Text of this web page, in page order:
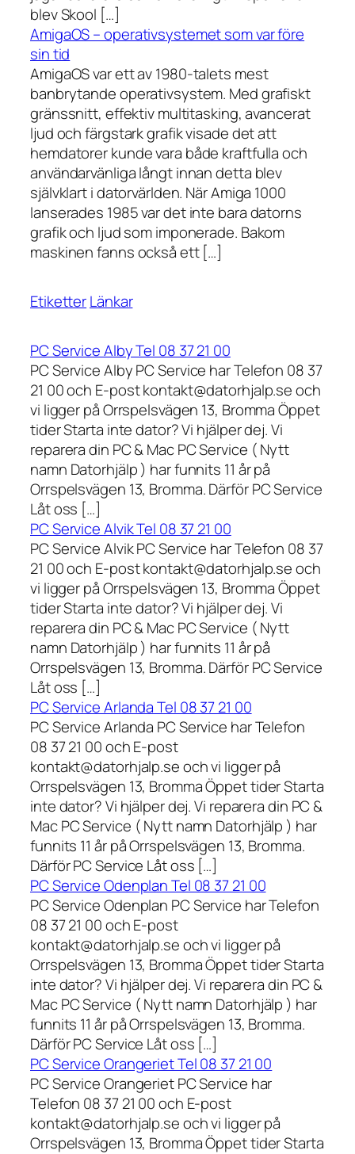
blev Skool […]
AmigaOS – operativsystemet som var före
sin tid
AmigaOS var ett av 1980-talets mest
banbrytande operativsystem. Med grafiskt
gränssnitt, effektiv multitasking, avancerat
ljud och färgstark grafik visade det att
hemdatorer kunde vara både kraftfulla och
användarvänliga långt innan detta blev
självklart i datorvärlden. När Amiga 1000
lanserades 1985 var det inte bara datorns
grafik och ljud som imponerade. Bakom
maskinen fanns också ett […]
EtiketterLänkar
PC Service Alby Tel 08 37 21 00
PC Service Alby PC Service har Telefon 08 37
21 00 och E-post kontakt@datorhjalp.se och
vi ligger på Orrspelsvägen 13, Bromma Öppet
tider Starta inte dator? Vi hjälper dej. Vi
reparera din PC & Mac PC Service ( Nytt
namn Datorhjälp ) har funnits 11 år på
Orrspelsvägen 13, Bromma. Därför PC Service
Låt oss […]
PC Service Alvik Tel 08 37 21 00
PC Service Alvik PC Service har Telefon 08 37
21 00 och E-post kontakt@datorhjalp.se och
vi ligger på Orrspelsvägen 13, Bromma Öppet
tider Starta inte dator? Vi hjälper dej. Vi
reparera din PC & Mac PC Service ( Nytt
namn Datorhjälp ) har funnits 11 år på
Orrspelsvägen 13, Bromma. Därför PC Service
Låt oss […]
PC Service Arlanda Tel 08 37 21 00
PC Service Arlanda PC Service har Telefon
08 37 21 00 och E-post
kontakt@datorhjalp.se och vi ligger på
Orrspelsvägen 13, Bromma Öppet tider Starta
inte dator? Vi hjälper dej. Vi reparera din PC &
Mac PC Service ( Nytt namn Datorhjälp ) har
funnits 11 år på Orrspelsvägen 13, Bromma.
Därför PC Service Låt oss […]
PC Service Odenplan Tel 08 37 21 00
PC Service Odenplan PC Service har Telefon
08 37 21 00 och E-post
kontakt@datorhjalp.se och vi ligger på
Orrspelsvägen 13, Bromma Öppet tider Starta
inte dator? Vi hjälper dej. Vi reparera din PC &
Mac PC Service ( Nytt namn Datorhjälp ) har
funnits 11 år på Orrspelsvägen 13, Bromma.
Därför PC Service Låt oss […]
PC Service Orangeriet Tel 08 37 21 00
PC Service Orangeriet PC Service har
Telefon 08 37 21 00 och E-post
kontakt@datorhjalp.se och vi ligger på
Orrspelsvägen 13, Bromma Öppet tider Starta